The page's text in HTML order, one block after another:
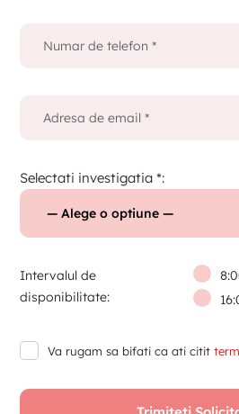
Selectati investigatia *:
Intervalul de
disponibilitate:
Va rugam sa bifati ca ati citit